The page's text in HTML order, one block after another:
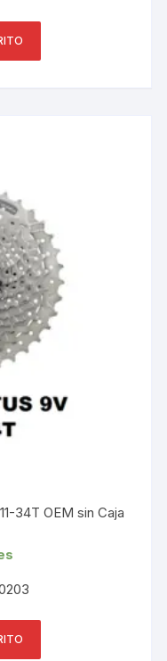
34T OEM sin Caja